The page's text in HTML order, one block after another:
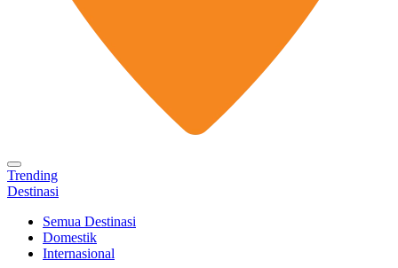
Trending
Destinasi
Semua Destinasi
Domestik
Internasional